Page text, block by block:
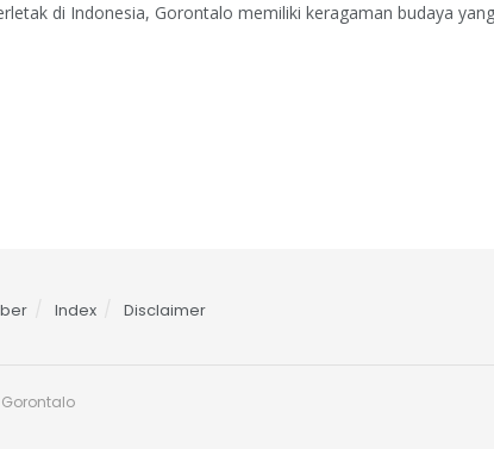
di Indonesia, Gorontalo memiliki keragaman budaya yang
Index Disclaimer